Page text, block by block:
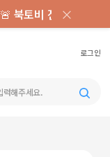
로그인
🚨 북토비 전자도서관
×